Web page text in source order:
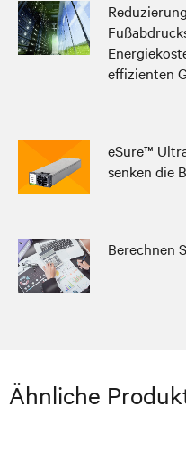
effizienten
eSure™
senken die
Berechnen
Ähnliche